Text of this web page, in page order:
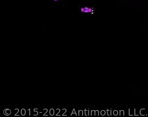
© 2015-2022 Antimotion LLC.